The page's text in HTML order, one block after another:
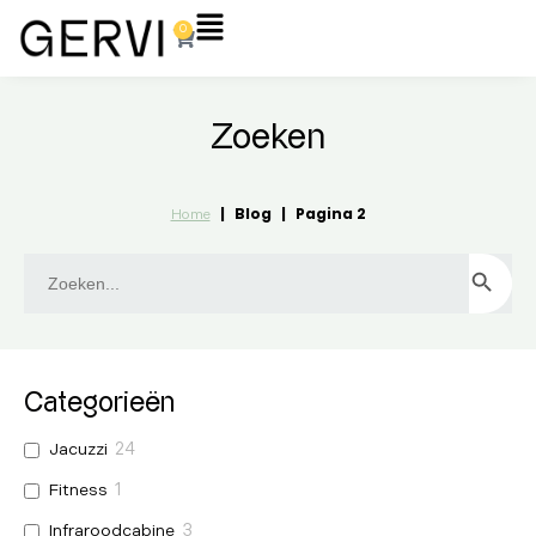
naar
0
Winkelwagen
Flyout
Zoeken
Home | Blog | Pagina 2
naar:
Categorieën
Jacuzzi 24
Fitness 1
Infraroodcabine 3